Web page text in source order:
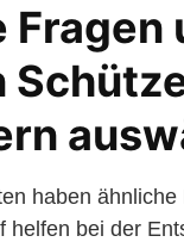
Fragen
haben ähnliche
helfen bei der